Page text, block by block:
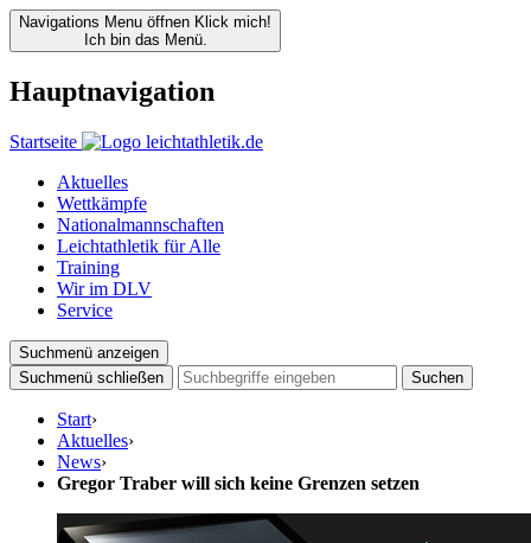
Navigations Menu öffnen Klick mich!
Ich bin das Menü.
Hauptnavigation
Startseite
Aktuelles
Wettkämpfe
Nationalmannschaften
Leichtathletik für Alle
Training
Wir im DLV
Service
Suchmenü anzeigen
Suchmenü schließen
Suchen
Start›
Aktuelles›
News›
Gregor Traber will sich keine Grenzen setzen